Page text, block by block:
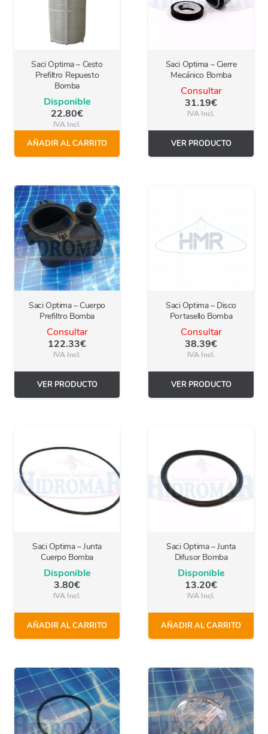
Saci Optima – Cesto
Prefiltro Repuesto
Bomba
Disponible
22.80€
IVA Incl.
AÑADIR AL CARRITO
Saci Optima – Cierre
Mecánico Bomba
Consultar
31.19€
IVA Incl.
VER PRODUCTO
Saci Optima – Cuerpo
Prefiltro Bomba
Consultar
122.33€
IVA Incl.
VER PRODUCTO
Saci Optima – Disco
Portasello Bomba
Consultar
38.39€
IVA Incl.
VER PRODUCTO
Saci Optima – Junta
Cuerpo Bomba
Disponible
3.80€
IVA Incl.
AÑADIR AL CARRITO
Saci Optima – Junta
Difusor Bomba
Disponible
13.20€
IVA Incl.
AÑADIR AL CARRITO